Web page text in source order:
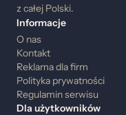
z całej Polski.
Informacje
O nas
Kontakt
Reklama dla firm
Polityka prywatności
Regulamin serwisu
Dla użytkowników